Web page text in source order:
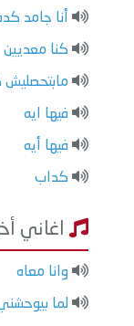
أنا جامد
كنا معديين
مابتحصليش
فيها ايه
فيها أيه
كداب
اغاني
وانا معاه
لما